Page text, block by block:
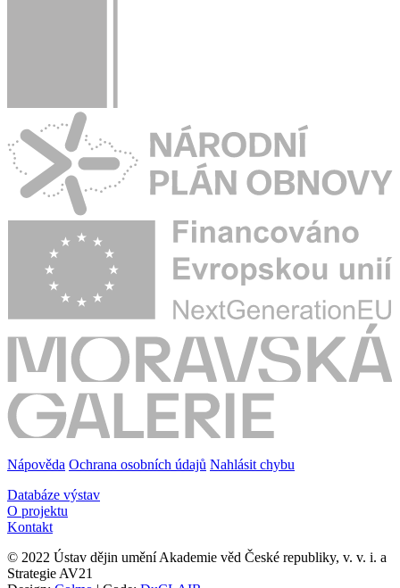
Nápověda Ochrana osobních údajů Nahlásit chybu
Databáze výstav
O projektu
Kontakt
© 2022 Ústav dějin umění Akademie věd České republiky, v. v. i. a
Strategie AV21